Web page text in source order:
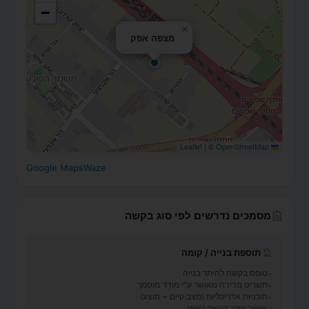
מצפה אפק
×
−
Leaflet
| ©OpenStreetMap
Waze
Google Maps
מסמכים נדרשים לפי סוג בקשה
תוספת בנייה / קומה
טופס בקשה להיתר בנייה
תשריט מדידה מאושר ע"י מודד מוסמך
תוכניות אדריכליות (מצב קיים + מוצע)